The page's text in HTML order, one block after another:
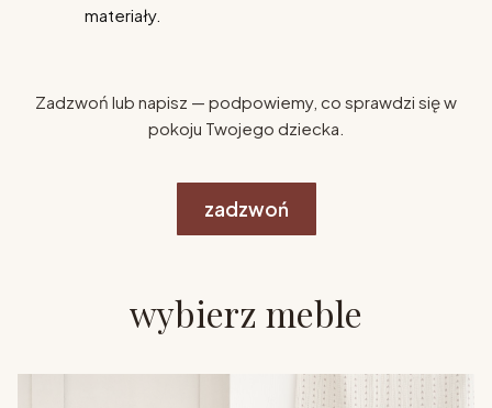
materiały.
Zadzwoń lub napisz — podpowiemy, co sprawdzi się w
pokoju Twojego dziecka.
zadzwoń
wybierz meble